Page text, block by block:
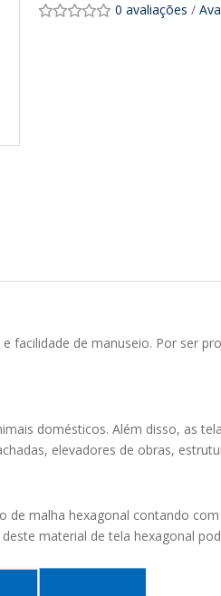
0 avaliações /
de manuseio. Por ser
domésticos. Além disso, as
elevadores de obras,
malha hexagonal contando
material de tela hexagonal